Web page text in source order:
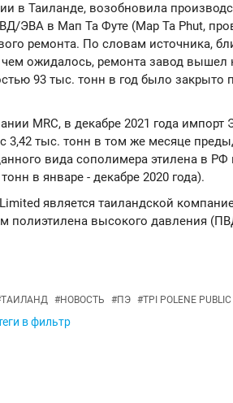
в Таиланде, возобновила
ЭВА в Мап Та Футе (Map Ta Phut,
ремонта. По словам источника,
чем ожидалось, ремонта завод
93 тыс. тонн в год было закрыто
MRC, в декабре 2021 года
3,42 тыс. тонн в том же месяце
вида сополимера этилена в РФ
в январе - декабре 2020 года).
является таиландской
полиэтилена высокого давления
ТАИЛАНД #НОВОСТЬ #ПЭ #TPI POLENE
в фильтр